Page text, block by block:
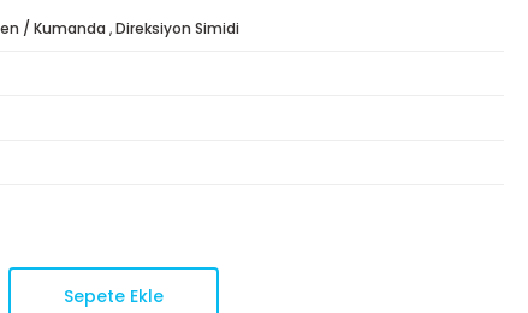
/ Kumanda ,Direksiyon Simidi
Sepete Ekle